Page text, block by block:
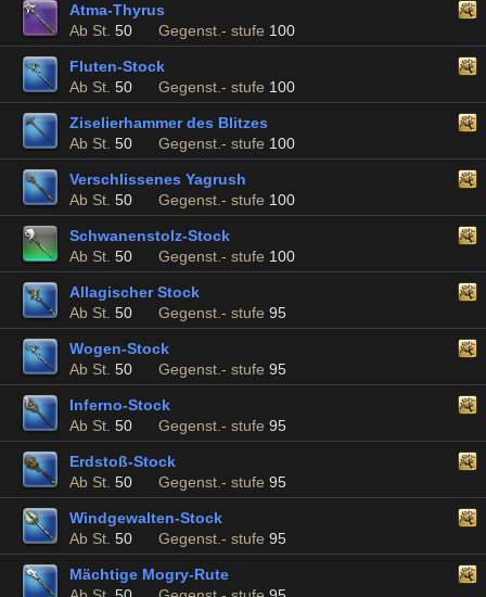
Atma-Thyrus
Ab St. 50 Gegenst.- stufe 100
Fluten-Stock
Ab St. 50 Gegenst.- stufe 100
Ziselierhammer des Blitzes
Ab St. 50 Gegenst.- stufe 100
Verschlissenes Yagrush
Ab St. 50 Gegenst.- stufe 100
Schwanenstolz-Stock
Ab St. 50 Gegenst.- stufe 100
Allagischer Stock
Ab St. 50 Gegenst.- stufe 95
Wogen-Stock
Ab St. 50 Gegenst.- stufe 95
Inferno-Stock
Ab St. 50 Gegenst.- stufe 95
Erdstoß-Stock
Ab St. 50 Gegenst.- stufe 95
Windgewalten-Stock
Ab St. 50 Gegenst.- stufe 95
Mächtige Mogry-Rute